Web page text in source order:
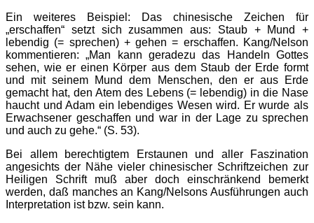
Ein weiteres Beispiel: Das chinesische Zeichen für
„erschaffen“ setzt sich zusammen aus: Staub + Mund +
lebendig (= sprechen) + gehen = erschaffen. Kang/Nelson
kommentieren: „Man kann geradezu das Handeln Gottes
sehen, wie er einen Körper aus dem Staub der Erde formt
und mit seinem Mund dem Menschen, den er aus Erde
gemacht hat, den Atem des Lebens (= lebendig) in die Nase
haucht und Adam ein lebendiges Wesen wird. Er wurde als
Erwachsener geschaffen und war in der Lage zu sprechen
und auch zu gehe.“ (S. 53).
Bei allem berechtigtem Erstaunen und aller Faszination
angesichts der Nähe vieler chinesischer Schriftzeichen zur
Heiligen Schrift muß aber doch einschränkend bemerkt
werden, daß manches an Kang/Nelsons Ausführungen auch
Interpretation ist bzw. sein kann.